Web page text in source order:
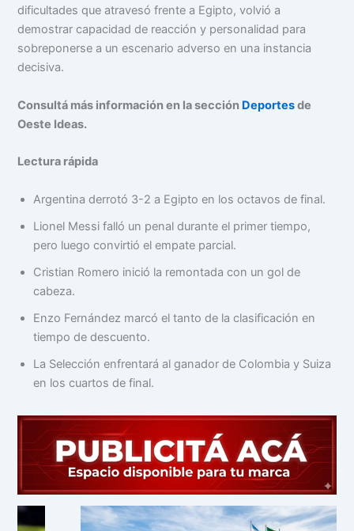
dificultades que atravesó frente a Egipto, volvió a
demostrar capacidad de reacción y personalidad para
sobreponerse a un escenario adverso en una instancia
decisiva.
Consultá más información en la sección Deportesde
Oeste Ideas.
Lectura rápida
Argentina derrotó 3-2 a Egipto en los octavos de final.
Lionel Messi falló un penal durante el primer tiempo,
pero luego convirtió el empate parcial.
Cristian Romero inició la remontada con un gol de
cabeza.
Enzo Fernández marcó el tanto de la clasificación en
tiempo de descuento.
La Selección enfrentará al ganador de Colombia y Suiza
en los cuartos de final.